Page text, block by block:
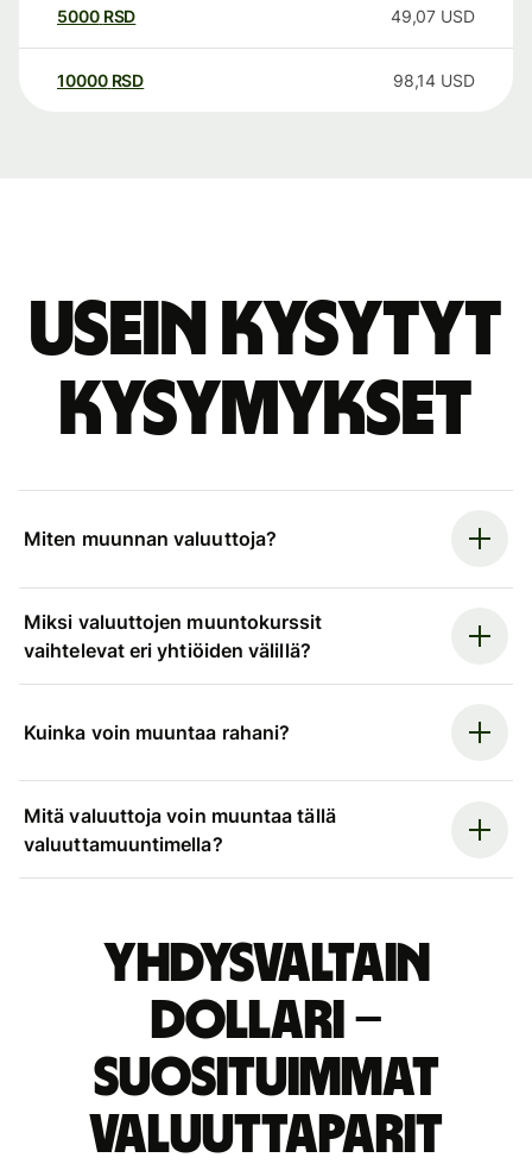
5000 RSD 49,07 USD
10000 RSD 98,14 USD
Usein kysytyt
kysymykset
Miten muunnan valuuttoja?
Miksi valuuttojen muuntokurssit
vaihtelevat eri yhtiöiden välillä?
Kuinka voin muuntaa rahani?
Mitä valuuttoja voin muuntaa tällä
valuuttamuuntimella?
Yhdysvaltain
dollari –
suosituimmat
valuuttaparit